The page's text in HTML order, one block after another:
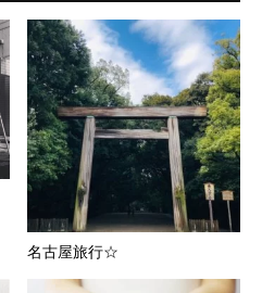
名古屋旅行☆